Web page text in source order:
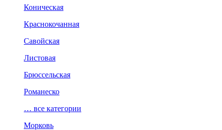
Коническая
Краснокочанная
Савойская
Листовая
Брюссельская
Романеско
… все категории
Морковь